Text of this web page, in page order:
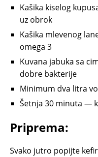
Kašika kiselog
uz obrok
Kašika mlevenog
omega 3
Kuvana jabuka sa
dobre bakterije
Minimum dva litra
Šetnja 30 minuta —
Priprema:
Svako jutro popijte